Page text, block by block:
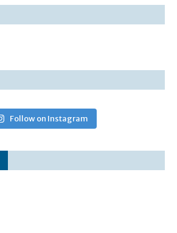
Follow on Instagram